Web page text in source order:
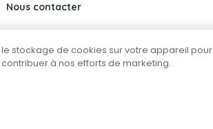
Nous contacter
stockage de cookies sur votre appareil pour
à nos efforts de marketing.